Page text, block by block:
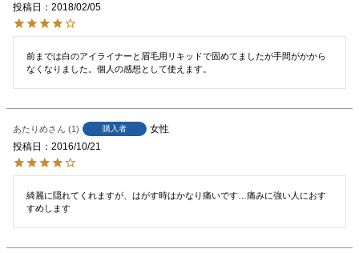
投稿日
2018/02/05
前までは白のアイライナーと眉毛用リキッドで固めてましたが手間がかから
なくなりました。個人の感想として使えます。
あたりめ 1 購入者
女性
投稿日
2016/10/21
綺麗に隠れてくれますが、はがす時はかなり痛いです…痛みに強い人におす
すめします